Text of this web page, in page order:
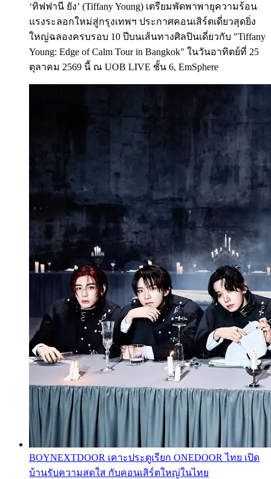
‘ทิฟฟานี ยัง’ (Tiffany Young) เตรียมพัดพาพายุความร้อน
แรงระลอกใหม่สู่กรุงเทพฯ ประกาศคอนเสิร์ตเดี่ยวสุดยิ่ง
ใหญ่ฉลองครบรอบ 10 ปีบนเส้นทางศิลปินเดี่ยวกับ "Tiffany
Young: Edge of Calm Tour in Bangkok" ในวันอาทิตย์ที่ 25
ตุลาคม 2569 นี้ ณ UOB LIVE ชั้น 6, EmSphere
BOYNEXTDOOR เคาะประตูเรียก ONEDOOR ไทย เปิด
บ้านรับความสดใส กับคอนเสิร์ตใหญ่ในไทย